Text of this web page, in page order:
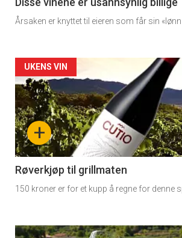
Dagens
rett
2
Årsaken er knyttet til eieren som får sin «lønn
Artikler
detail
-
section
11
Ukens
vin
+
UKENS VIN
Røverkjøp til grillmaten
150 kroner er for et kupp å regne for denne